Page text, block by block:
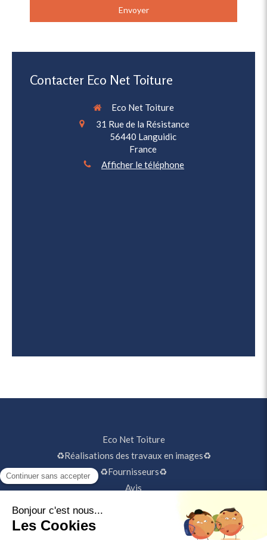
Envoyer
Contacter Eco Net Toiture
Eco Net Toiture
31 Rue de la Résistance
56440 Languidic
France
Afficher le téléphone
Eco Net Toiture
♻️Réalisations des travaux en images♻️
♻️Fournisseurs♻️
Avis
©2020 Eco Net Toiture - Couverture, Façadier